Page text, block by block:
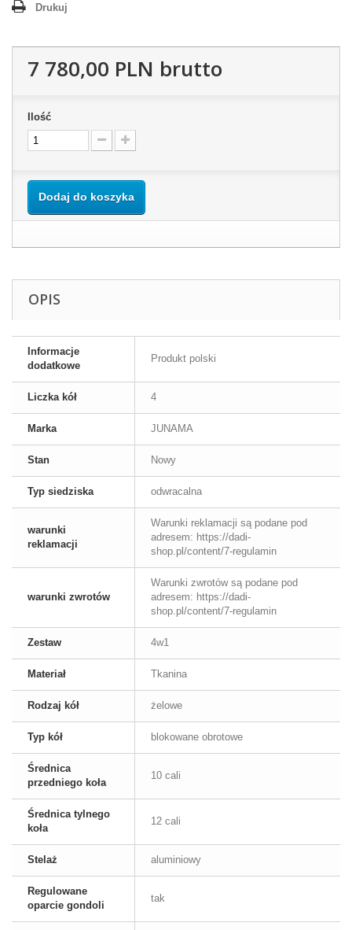
Drukuj
7 780,00 PLN brutto
Ilość
Dodaj do koszyka
OPIS
Informacje
dodatkowe
Produkt polski
Liczka kół 4
Marka JUNAMA
Stan Nowy
Typ siedziska odwracalna
warunki
reklamacji
Warunki reklamacji są podane pod
adresem: https://dadi-
shop.pl/content/7-regulamin
warunki zwrotów
Warunki zwrotów są podane pod
adresem: https://dadi-
shop.pl/content/7-regulamin
Zestaw 4w1
Materiał Tkanina
Rodzaj kół żelowe
Typ kół blokowane obrotowe
Średnica
przedniego koła
10 cali
Średnica tylnego
koła
12 cali
Stelaż aluminiowy
Regulowane
oparcie gondoli
tak